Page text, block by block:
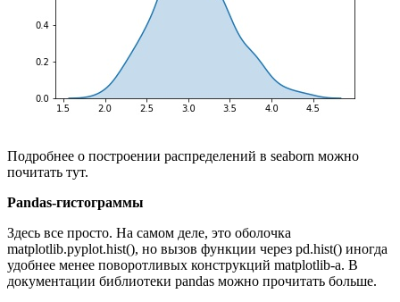
Подробнее о построении распределений в seaborn можно
почитать тут.
Pandas-гистограммы
Здесь все просто. На самом деле, это оболочка
matplotlib.pyplot.hist(), но вызов функции через pd.hist() иногда
удобнее менее поворотливых конструкций matplotlib-a. В
документации библиотеки pandas можно прочитать больше.